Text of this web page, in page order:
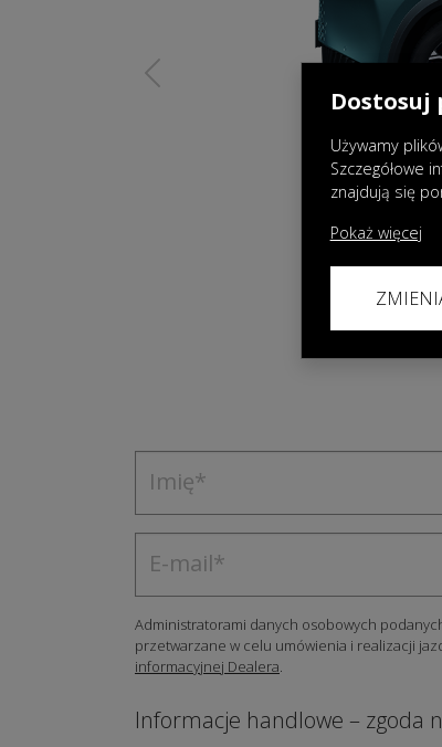
Previous
Administratorami danych osobowych
przetwarzane w celu umówienia i realizacji
informacyjnej Dealera.
Informacje handlowe – zgoda
Dostosuj
Używamy
Szczegółowe
znajdują się
Pokaż więcej